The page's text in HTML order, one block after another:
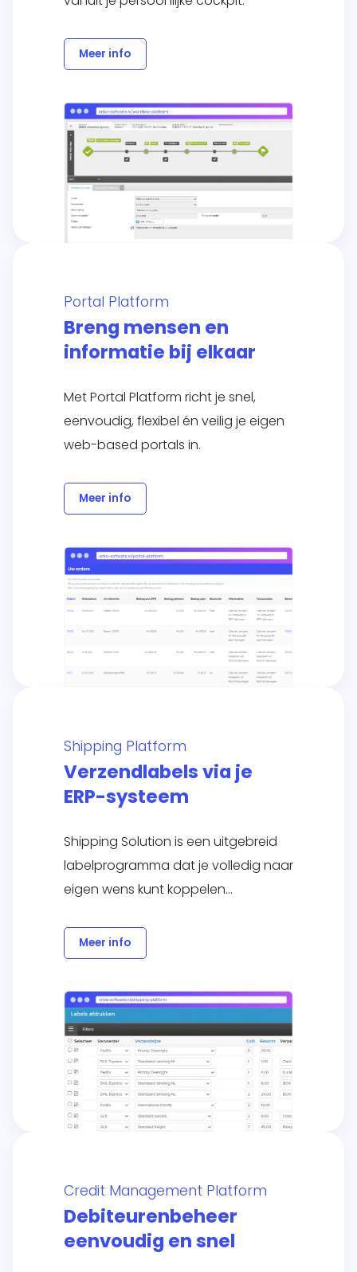
Meer info
Portal Platform
Breng mensen en
informatie bij elkaar
Met Portal Platform richt je snel,
eenvoudig, flexibel én veilig je eigen
web-based portals in.
Meer info
Shipping Platform
Verzendlabels via je
ERP-systeem
Shipping Solution is een uitgebreid
labelprogramma dat je volledig naar
eigen wens kunt koppelen…
Meer info
Credit Management Platform
Debiteurenbeheer
eenvoudig en snel